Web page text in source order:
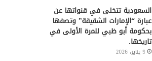
السعودية تتخلى في قنواتها عن
عبارة “الإمارات الشقيقة” وتصفها
بحكومة أبو ظبي للمرة الأولى في
تاريخها.
9 يناير، 2026